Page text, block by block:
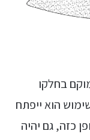
בחלקו
הוא ייפתח
כזה, גם יהיה